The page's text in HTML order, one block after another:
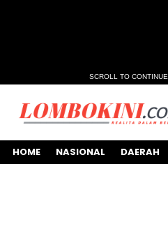
SCROLL TO
HOME NASIONAL DAERAH